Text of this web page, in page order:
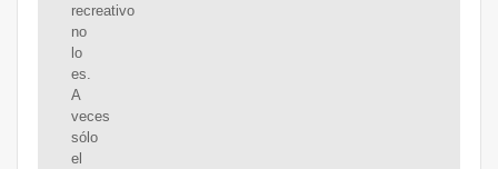
recreativo
no
lo
es.
A
veces
sólo
el